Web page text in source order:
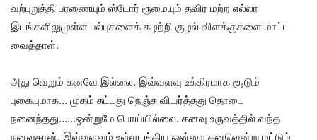
வற்புறுத்தி பரணையும் ஸ்டோர் ரூமையும் தவிர மற்ற எல்லா
இடங்களிலுமுள்ள பல்புகளைக் கழற்றி குழல் விளக்குகளை மாட்ட
வைத்தாள்.
அது வெறும் கனவே இல்லை. இவ்வளவு உக்கிரமாக சூடும்
புகையுமாக… முகம் சுட்டது நெஞ்சு வியர்த்தது தொடை
நனைந்தது……ஒன்றுமே பொய்யில்லை. கனவு உருவத்தில் வந்த
நனவுதான். இவ்வளவும் உள்ளடங்கிய ஒன்றை கனவென்று மட்டும்